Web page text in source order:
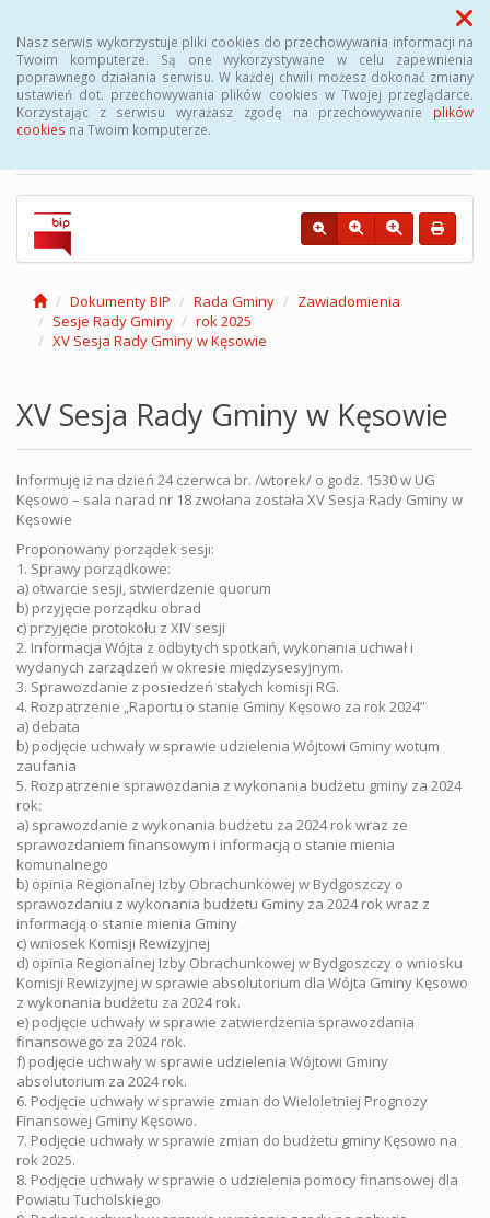
Nasz serwis wykorzystuje pliki cookies do przechowywania informacji na
Twoim komputerze. Są one wykorzystywane w celu zapewnienia
poprawnego działania serwisu. W każdej chwili możesz dokonać zmiany
ustawień dot. przechowywania plików cookies w Twojej przeglądarce.
Korzystając z serwisu wyrażasz zgodę na przechowywanie plików
cookies na Twoim komputerze.
Menu
Biuletyn Informacji
Publicznej Gminy Kęsowo
Dokumenty BIP Rada Gminy
Zawiadomienia
Sesje Rady Gminy
rok 2025
XV Sesja Rady Gminy w Kęsowie
XV Sesja Rady Gminy w Kęsowie
Informuję iż na dzień 24 czerwca br. /wtorek/ o godz. 1530 w UG
Kęsowo – sala narad nr 18 zwołana została XV Sesja Rady Gminy w
Kęsowie
Proponowany porządek sesji:
1. Sprawy porządkowe:
a) otwarcie sesji, stwierdzenie quorum
b) przyjęcie porządku obrad
c) przyjęcie protokołu z XIV sesji
2. Informacja Wójta z odbytych spotkań, wykonania uchwał i
wydanych zarządzeń w okresie międzysesyjnym.
3. Sprawozdanie z posiedzeń stałych komisji RG.
4. Rozpatrzenie „Raportu o stanie Gminy Kęsowo za rok 2024”
a) debata
b) podjęcie uchwały w sprawie udzielenia Wójtowi Gminy wotum
zaufania
5. Rozpatrzenie sprawozdania z wykonania budżetu gminy za 2024
rok:
a) sprawozdanie z wykonania budżetu za 2024 rok wraz ze
sprawozdaniem finansowym i informacją o stanie mienia
komunalnego
b) opinia Regionalnej Izby Obrachunkowej w Bydgoszczy o
sprawozdaniu z wykonania budżetu Gminy za 2024 rok wraz z
informacją o stanie mienia Gminy
c) wniosek Komisji Rewizyjnej
d) opinia Regionalnej Izby Obrachunkowej w Bydgoszczy o wniosku
Komisji Rewizyjnej w sprawie absolutorium dla Wójta Gminy Kęsowo
z wykonania budżetu za 2024 rok.
e) podjęcie uchwały w sprawie zatwierdzenia sprawozdania
finansowego za 2024 rok.
f) podjęcie uchwały w sprawie udzielenia Wójtowi Gminy
absolutorium za 2024 rok.
6. Podjęcie uchwały w sprawie zmian do Wieloletniej Prognozy
Finansowej Gminy Kęsowo.
7. Podjęcie uchwały w sprawie zmian do budżetu gminy Kęsowo na
rok 2025.
8. Podjęcie uchwały w sprawie o udzielenia pomocy finansowej dla
Powiatu Tucholskiego